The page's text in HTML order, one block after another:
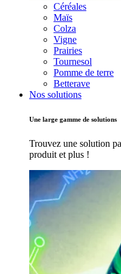
Céréales
Maïs
Colza
Vigne
Prairies
Tournesol
Pomme de terre
Betterave
Nos solutions
Une large gamme de solutions
Trouvez une solution
produit et plus !